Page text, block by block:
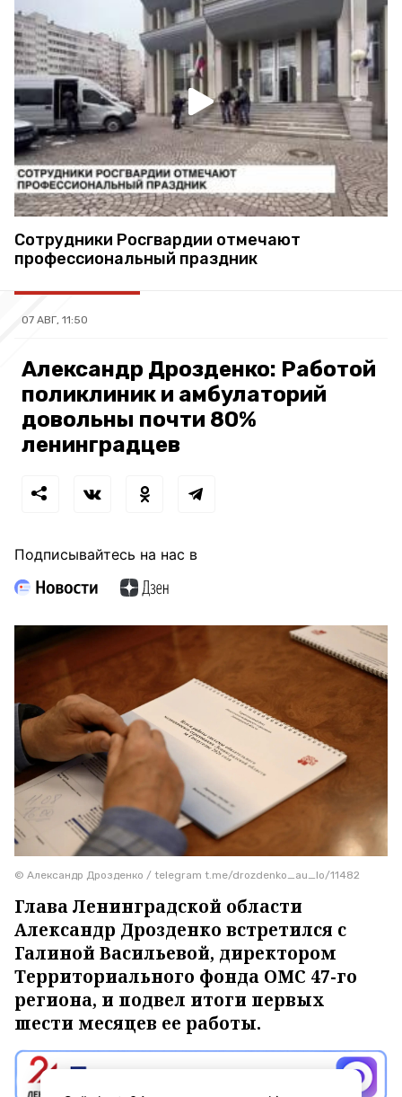
Сотрудники Росгвардии отмечают
профессиональный праздник
07 АВГ, 11:50
Александр Дрозденко: Работой
поликлиник и амбулаторий
довольны почти 80%
ленинградцев
Подписывайтесь на нас в
© Александр Дрозденко / telegram t.me/drozdenko_au_lo/11482
Глава Ленинградской области
Александр Дрозденко встретился с
Галиной Васильевой, директором
Территориального фонда ОМС 47-го
региона, и подвел итоги первых
шести месяцев ее работы.